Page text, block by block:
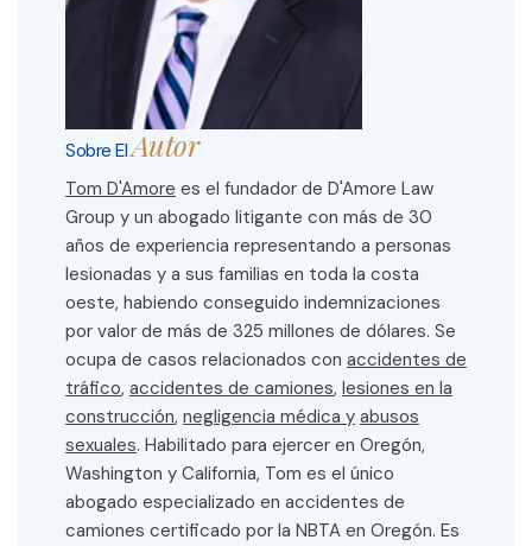
Sobre ElAutor
Tom D'Amore es el fundador de D'Amore Law
Group y un abogado litigante con más de 30
años de experiencia representando a personas
lesionadas y a sus familias en toda la costa
oeste, habiendo conseguido indemnizaciones
por valor de más de 325 millones de dólares. Se
ocupa de casos relacionados con accidentes de
tráfico, accidentes de camiones, lesiones en la
construcción, negligencia médica y abusos
sexuales. Habilitado para ejercer en Oregón,
Washington y California, Tom es el único
abogado especializado en accidentes de
camiones certificado por la NBTA en Oregón. Es